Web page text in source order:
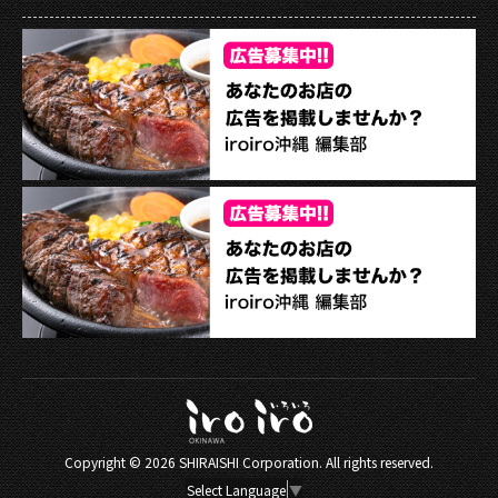
Copyright ©2026 SHIRAISHI Corporation. All rights reserved.
Select Language ▼